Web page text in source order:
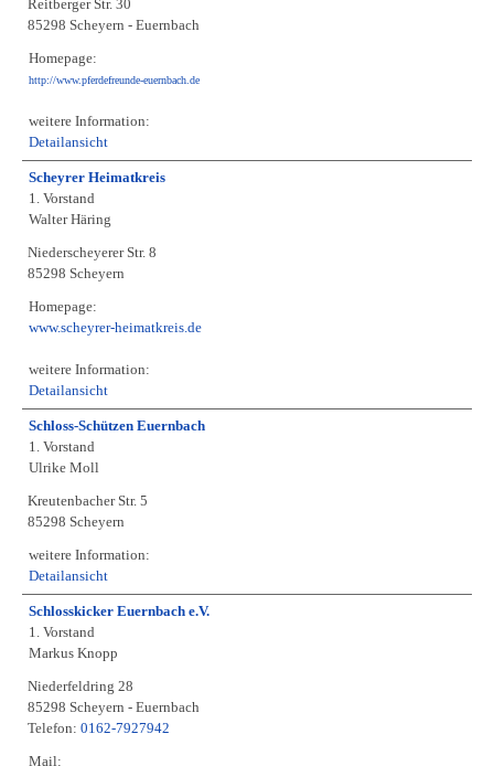
Reitberger Str. 30
85298 Scheyern - Euernbach
Homepage:
http://www.pferdefreunde-euernbach.de
weitere Information:
Detailansicht
Scheyrer Heimatkreis
1. Vorstand
Walter Häring
Niederscheyerer Str. 8
85298 Scheyern
Homepage:
www.scheyrer-heimatkreis.de
weitere Information:
Detailansicht
Schloss-Schützen Euernbach
1. Vorstand
Ulrike Moll
Kreutenbacher Str. 5
85298 Scheyern
weitere Information:
Detailansicht
Schlosskicker Euernbach e.V.
1. Vorstand
Markus Knopp
Niederfeldring 28
85298 Scheyern - Euernbach
Telefon: 0162-7927942
Mail: